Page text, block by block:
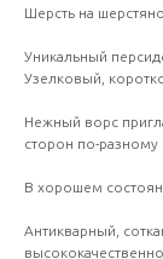
Шерсть на
Уникальный
Узелковый,
Нежный ворс
сторон по-разному
В хорошем
Антикварный,